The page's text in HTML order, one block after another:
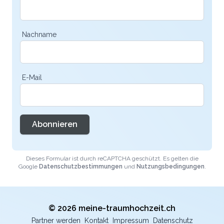
Nachname
E-Mail
Abonnieren
Dieses Formular ist durch reCAPTCHA geschützt. Es gelten die
Google Datenschutzbestimmungen und Nutzungsbedingungen.
© 2026 meine-traumhochzeit.ch
Partner werden Kontakt Impressum Datenschutz